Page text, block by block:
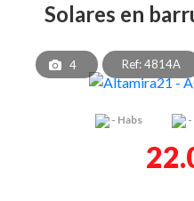
solares en
4 Ref: 4814A
- Habs -